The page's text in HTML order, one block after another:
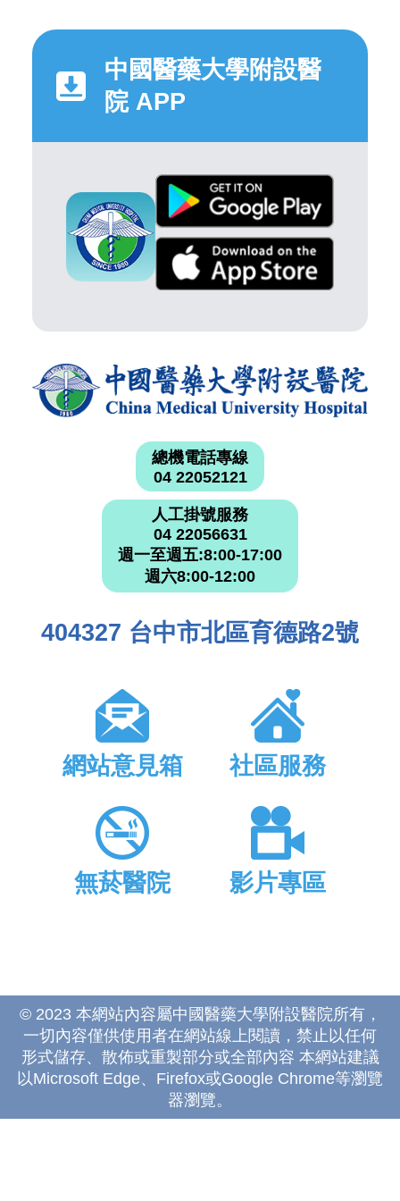
中國醫藥大學附設醫
院 APP
總機電話專線
04 22052121
人工掛號服務
04 22056631
週一至週五:8:00-17:00
週六8:00-12:00
404327 台中市北區育德路2號
網站意見箱 社區服務
無菸醫院 影片專區
© 2023 本網站內容屬中國醫藥大學附設醫院所有，
一切內容僅供使用者在網站線上閱讀，禁止以任何
形式儲存、散佈或重製部分或全部內容 本網站建議
以Microsoft Edge、Firefox或Google Chrome等瀏覽
器瀏覽。